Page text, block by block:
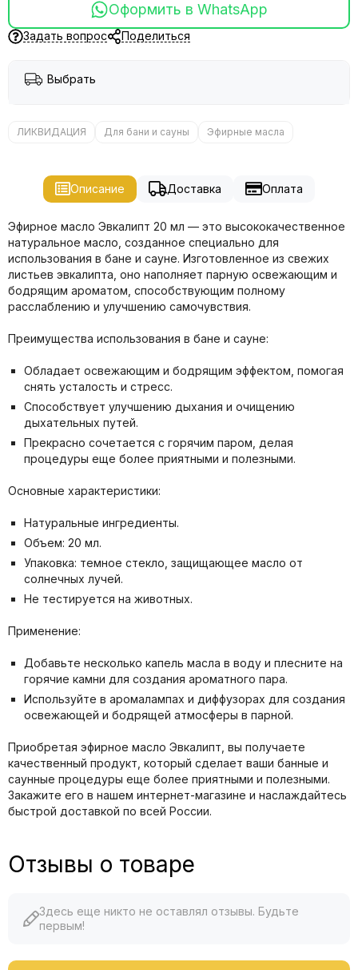
Оформить в WhatsApp
Задать вопрос Поделиться
Выбрать
ЛИКВИДАЦИЯ Для бани и сауны Эфирные масла
Описание Доставка Оплата
Эфирное масло Эвкалипт 20 мл — это высококачественное
натуральное масло, созданное специально для
использования в бане и сауне. Изготовленное из свежих
листьев эвкалипта, оно наполняет парную освежающим и
бодрящим ароматом, способствующим полному
расслаблению и улучшению самочувствия.
Преимущества использования в бане и сауне:
Обладает освежающим и бодрящим эффектом, помогая
снять усталость и стресс.
Способствует улучшению дыхания и очищению
дыхательных путей.
Прекрасно сочетается с горячим паром, делая
процедуры еще более приятными и полезными.
Основные характеристики:
Натуральные ингредиенты.
Объем: 20 мл.
Упаковка: темное стекло, защищающее масло от
солнечных лучей.
Не тестируется на животных.
Применение:
Добавьте несколько капель масла в воду и плесните на
горячие камни для создания ароматного пара.
Используйте в аромалампах и диффузорах для создания
освежающей и бодрящей атмосферы в парной.
Приобретая эфирное масло Эвкалипт, вы получаете
качественный продукт, который сделает ваши банные и
саунные процедуры еще более приятными и полезными.
Закажите его в нашем интернет-магазине и наслаждайтесь
быстрой доставкой по всей России.
Отзывы о товаре
Здесь еще никто не оставлял отзывы. Будьте
первым!